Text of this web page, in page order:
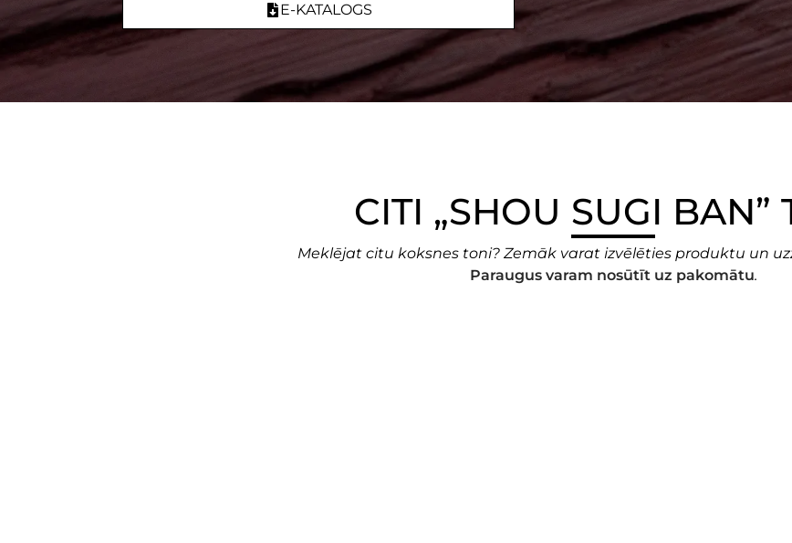
E-KATALOGS
CITI „SHOU SUGI BAN”
Meklējat citu koksnes toni? Zemāk varat izvēlēties produktu un
Paraugus varam nosūtīt uz pakomātu.